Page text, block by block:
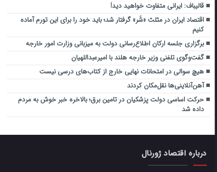
قالیباف: ایرانی متفاوت خواهید دید!
اقتصاد ایران در مثلث «شَر» گرفتار شد؛ باید خود را برای این تورم آماده
کنیم
برگزاری جلسه ارکان اطلاع‌رسانی دولت به میزبانی وزارت امور خارجه
گفت‌وگوی تلفنی وزیر خارجه هلند با امیرعبداللهیان
هیچ سوالی در امتحانات نهایی‌ ‌خارج‌ از کتاب‌های درسی نیست
آهن‌‌آنلاینی‌ها نقل‌مکان کردند
حرکت اساسی دولت پزشکیان در تامین برق؛ بالاخره خبر خوش به مردم
داده شد
درباره اقتصاد ژورنال